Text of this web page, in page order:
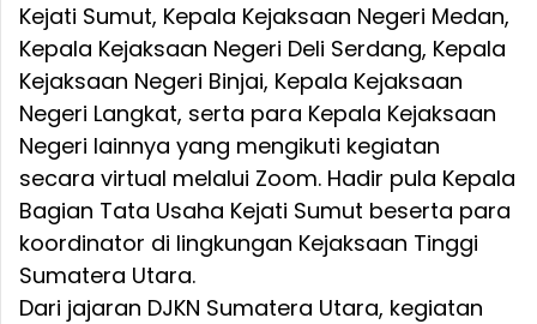
Kejati Sumut, Kepala Kejaksaan Negeri Medan,
Kepala Kejaksaan Negeri Deli Serdang, Kepala
Kejaksaan Negeri Binjai, Kepala Kejaksaan
Negeri Langkat, serta para Kepala Kejaksaan
Negeri lainnya yang mengikuti kegiatan
secara virtual melalui Zoom. Hadir pula Kepala
Bagian Tata Usaha Kejati Sumut beserta para
koordinator di lingkungan Kejaksaan Tinggi
Sumatera Utara.
Dari jajaran DJKN Sumatera Utara, kegiatan